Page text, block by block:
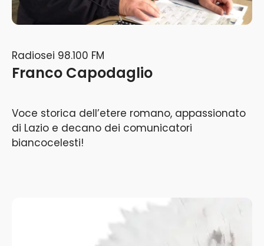
Franco Capodaglio
Radiosei 98.100 FM
Voce storica dell’etere romano, appassionato
di Lazio e decano dei comunicatori
biancocelesti!